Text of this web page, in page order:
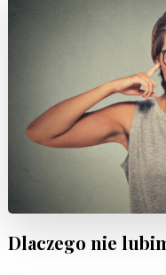
Dlaczego nie